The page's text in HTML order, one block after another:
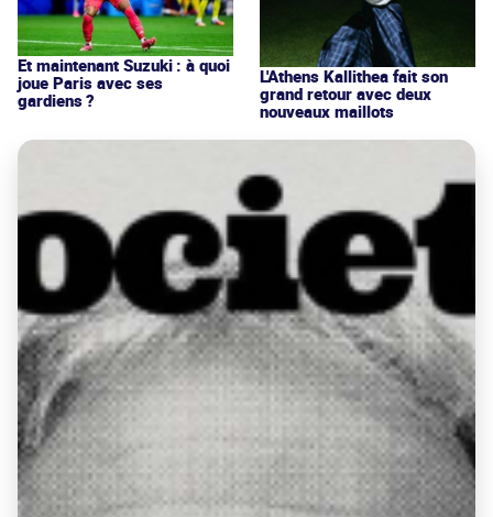
Et maintenant Suzuki : à quoi
joue Paris avec ses
gardiens ?
L'Athens Kallithea fait son
grand retour avec deux
nouveaux maillots